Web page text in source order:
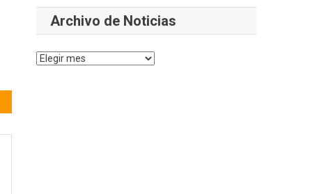
Archivo de Noticias
Archivo